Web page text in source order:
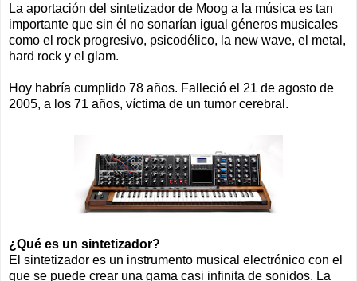
La aportación del sintetizador de Moog a la música es tan
importante que sin él no sonarían igual géneros musicales
como el rock progresivo, psicodélico, la new wave, el metal,
hard rock y el glam.
Hoy habría cumplido 78 años. Falleció el 21 de agosto de
2005, a los 71 años, víctima de un tumor cerebral.
¿Qué es un sintetizador?
El sintetizador es un instrumento musical electrónico con el
que se puede crear una gama casi infinita de sonidos. La